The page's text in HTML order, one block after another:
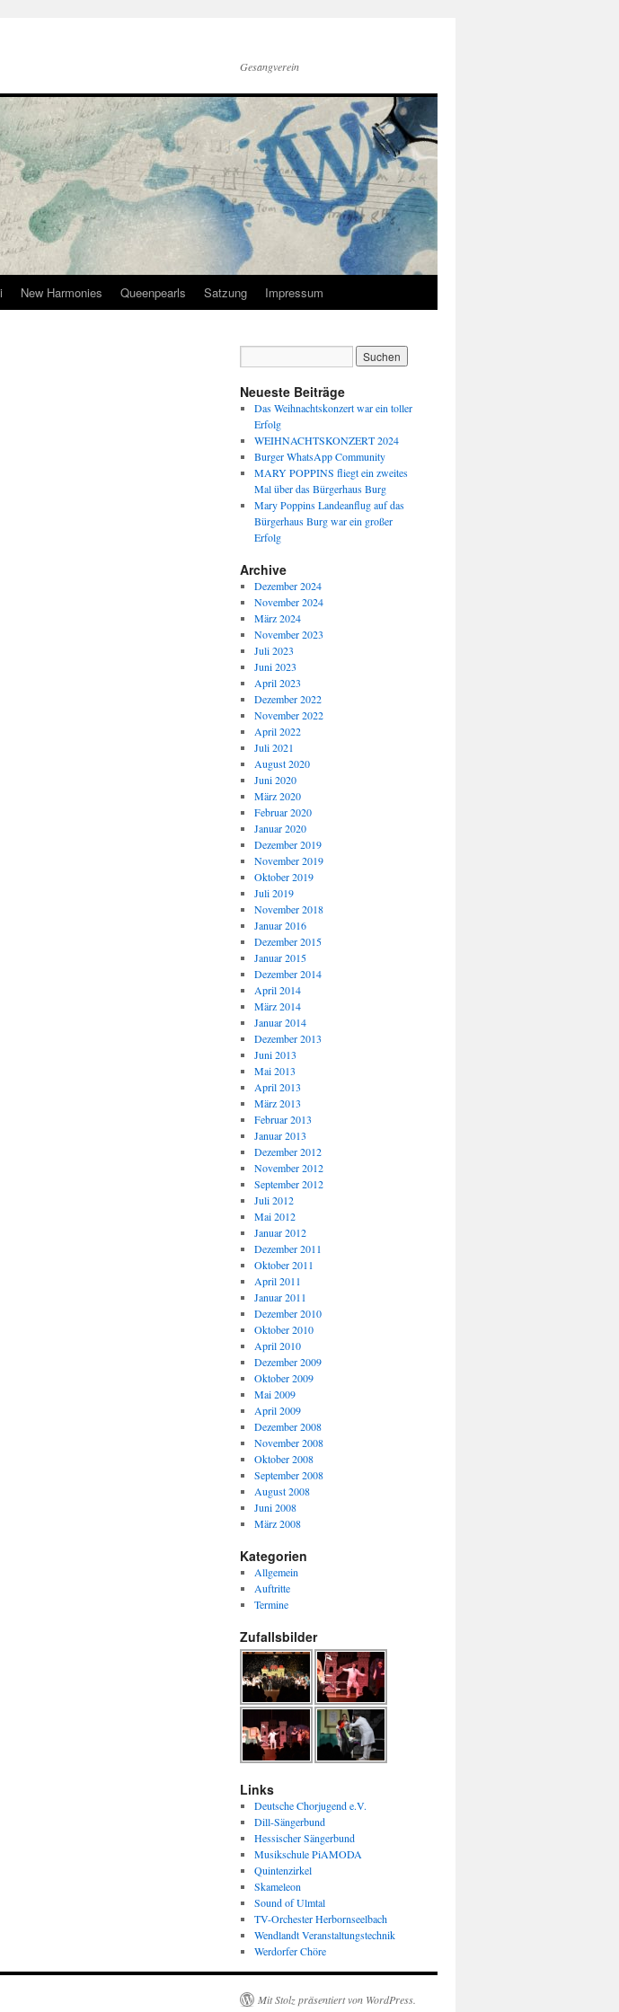
Gesangverein
New Harmonies Queenpearls Satzung Impressum
Neueste Beiträge
Das Weihnachtskonzert war ein toller
Erfolg
WEIHNACHTSKONZERT 2024
Burger WhatsApp Community
MARY POPPINS fliegt ein zweites
Mal über das Bürgerhaus Burg
Mary Poppins Landeanflug auf das
Bürgerhaus Burg war ein großer
Erfolg
Archive
Dezember 2024
November 2024
März 2024
November 2023
Juli 2023
Juni 2023
April 2023
Dezember 2022
November 2022
April 2022
Juli 2021
August 2020
Juni 2020
März 2020
Februar 2020
Januar 2020
Dezember 2019
November 2019
Oktober 2019
Juli 2019
November 2018
Januar 2016
Dezember 2015
Januar 2015
Dezember 2014
April 2014
März 2014
Januar 2014
Dezember 2013
Juni 2013
Mai 2013
April 2013
März 2013
Februar 2013
Januar 2013
Dezember 2012
November 2012
September 2012
Juli 2012
Mai 2012
Januar 2012
Dezember 2011
Oktober 2011
April 2011
Januar 2011
Dezember 2010
Oktober 2010
April 2010
Dezember 2009
Oktober 2009
Mai 2009
April 2009
Dezember 2008
November 2008
Oktober 2008
September 2008
August 2008
Juni 2008
März 2008
Kategorien
Allgemein
Auftritte
Termine
Zufallsbilder
Links
Deutsche Chorjugend e.V.
Dill-Sängerbund
Hessischer Sängerbund
Musikschule PiAMODA
Quintenzirkel
Skameleon
Sound of Ulmtal
TV-Orchester Herbornseelbach
Wendlandt Veranstaltungstechnik
Werdorfer Chöre
Mit Stolz präsentiert von WordPress.